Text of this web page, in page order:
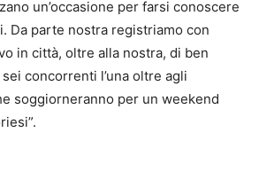
un’occasione per farsi conoscere
Da parte nostra registriamo con
in città, oltre alla nostra, di ben
concorrenti l’una oltre agli
soggiorneranno per un weekend